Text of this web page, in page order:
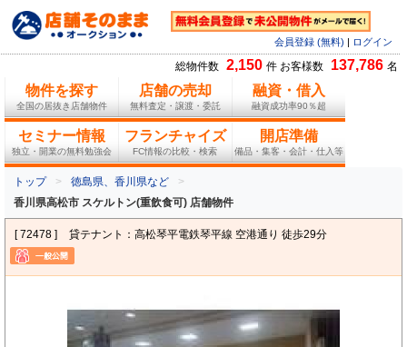
会員登録 (無料) ログイン
総物件数 2,150 件 お客様数 137,786 名
物件を探す
全国の居抜き店舗物件
店舗の売却
無料査定・譲渡・委託
融資・借入
融資成功率90％超
セミナー情報
独立・開業の無料勉強会
フランチャイズ
FC情報の比較・検索
開店準備
備品・集客・会計・仕入等
トップ
徳島県、香川県など
香川県高松市 スケルトン(重飲食可) 店舗物件
[ 72478 ] 貸テナント：高松琴平電鉄琴平線 空港通り 徒歩29分